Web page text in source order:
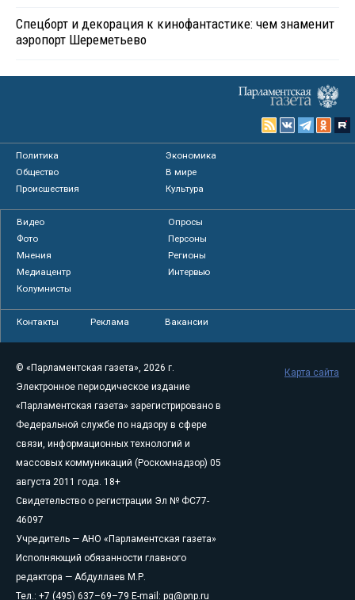
Спецборт и декорация к кинофантастике: чем знаменит
аэропорт Шереметьево
Политика
Экономика
Общество
В мире
Происшествия
Культура
Видео
Опросы
Фото
Персоны
Мнения
Регионы
Медиацентр
Интервью
Колумнисты
Контакты Реклама Вакансии
© «Парламентская газета», 2026 г.
Электронное периодическое издание
«Парламентская газета» зарегистрировано в
Федеральной службе по надзору в сфере
связи, информационных технологий и
массовых коммуникаций (Роскомнадзор) 05
августа 2011 года. 18+
Свидетельство о регистрации Эл № ФС77-
46097
Учредитель — АНО «Парламентская газета»
Исполняющий обязанности главного
редактора — Абдуллаев М.Р.
Тел.: +7 (495) 637–69–79 E-mail: pg@pnp.ru
Карта сайта